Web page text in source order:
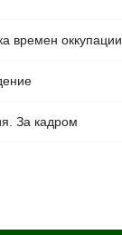
времен оккупации
За кадром